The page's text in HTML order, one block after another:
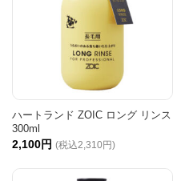
ハートランド ZOIC ロング リンス
300ml
2,100円 (税込2,310円)